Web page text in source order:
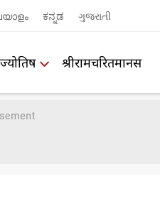
ಕನ್ನಡ ગુજરાતી
ज्योतिष श्रीरामचरितमानस